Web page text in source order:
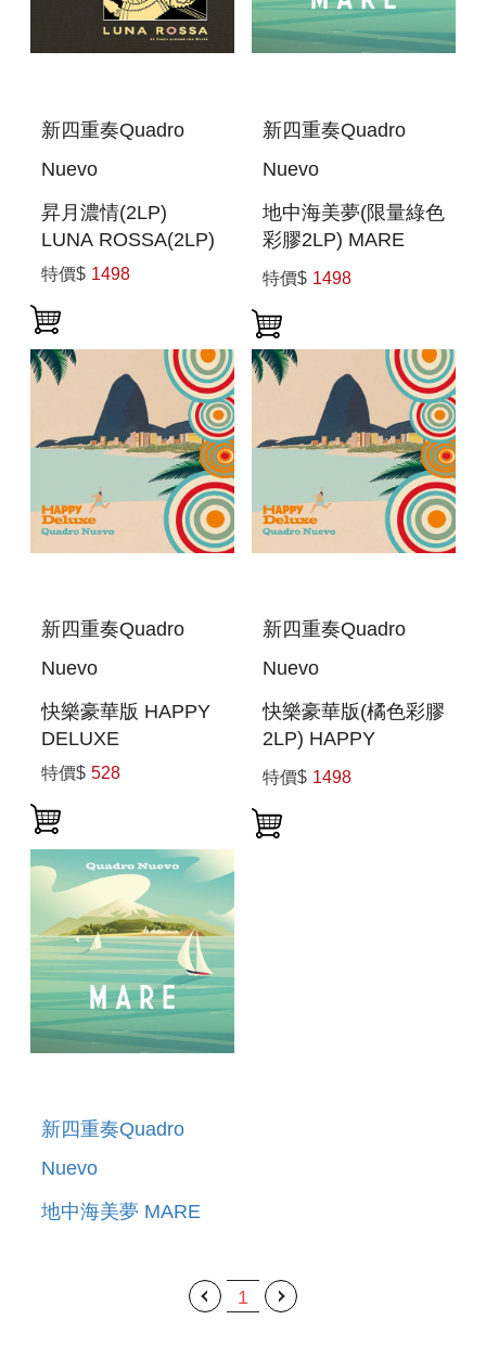
新四重奏Quadro
Nuevo
昇月濃情(2LP)
LUNA ROSSA(2LP)
特價$ 1498
新四重奏Quadro
Nuevo
地中海美夢(限量綠色
彩膠2LP) MARE
(GREEN 2LP)
特價$ 1498
新四重奏Quadro
Nuevo
快樂豪華版 HAPPY
DELUXE
特價$ 528
新四重奏Quadro
Nuevo
快樂豪華版(橘色彩膠
2LP) HAPPY
DELUXE(DOUBLE
COLOR)
特價$ 1498
新四重奏Quadro
Nuevo
地中海美夢 MARE
1